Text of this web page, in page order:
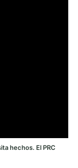
hechos. El PRC